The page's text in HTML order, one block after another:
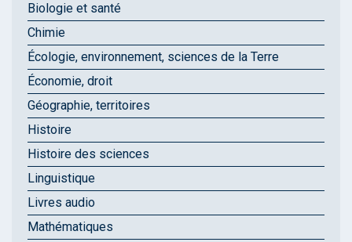
Biologie et santé
Chimie
Écologie, environnement, sciences de la Terre
Économie, droit
Géographie, territoires
Histoire
Histoire des sciences
Linguistique
Livres audio
Mathématiques